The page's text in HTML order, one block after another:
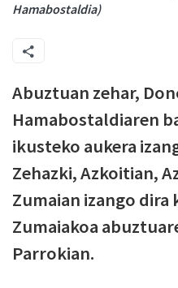
Hamabostaldia)
Abuztuan zehar,
Hamabostaldiaren
ikusteko aukera
Zehazki, Azkoitian,
Zumaian izango
Zumaiakoa
Parrokian.